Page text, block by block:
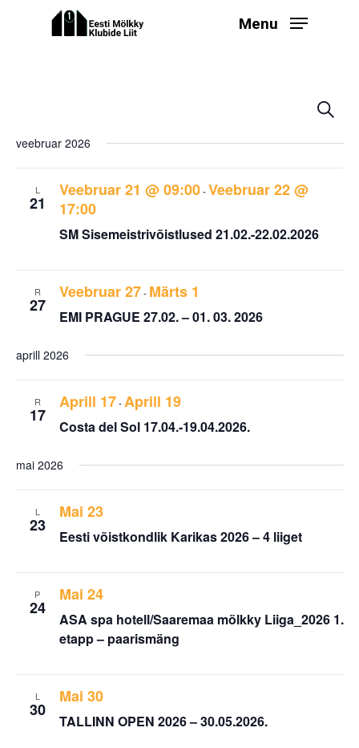
Menu
Search
date.
veebruar 2026
L
21
Veebruar 21 @ 09:00-Veebruar 22 @
17:00
SM Sisemeistrivõistlused 21.02.-22.02.2026
R
27
Veebruar 27- Märts 1
EMI PRAGUE 27.02. – 01. 03. 2026
aprill 2026
R
17
Aprill 17-Aprill 19
Costa del Sol 17.04.-19.04.2026.
mai 2026
L
23
Mai 23
Eesti võistkondlik Karikas 2026 – 4 liiget
P
24
Mai 24
ASA spa hotell/Saaremaa mölkky Liiga_2026 1.
etapp – paarismäng
L
30
Mai 30
TALLINN OPEN 2026 – 30.05.2026.